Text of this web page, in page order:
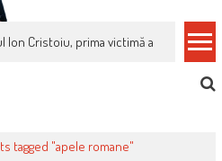
Ion Cristoiu, prima victimă a noi
tagged "apele romane"